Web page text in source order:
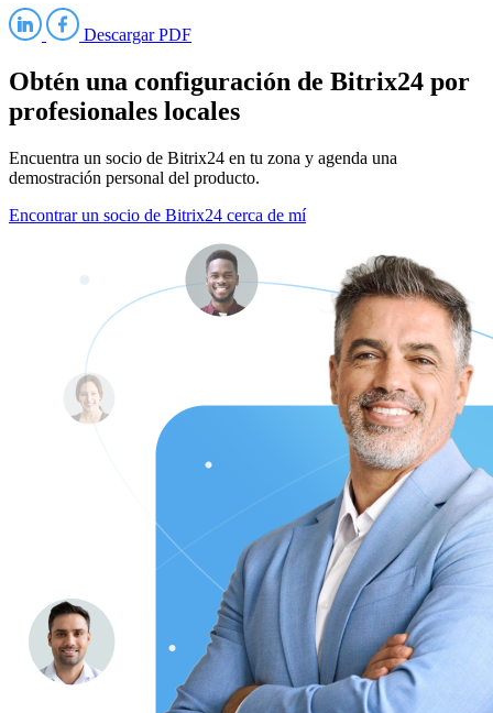
Descargar PDF
Obtén una configuración de Bitrix24 por
profesionales locales
Encuentra un socio de Bitrix24 en tu zona y agenda una
demostración personal del producto.
Encontrar un socio de Bitrix24 cerca de mí